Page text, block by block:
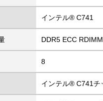
インテル® C741
DDR5 ECC
8
インテル® C741チ